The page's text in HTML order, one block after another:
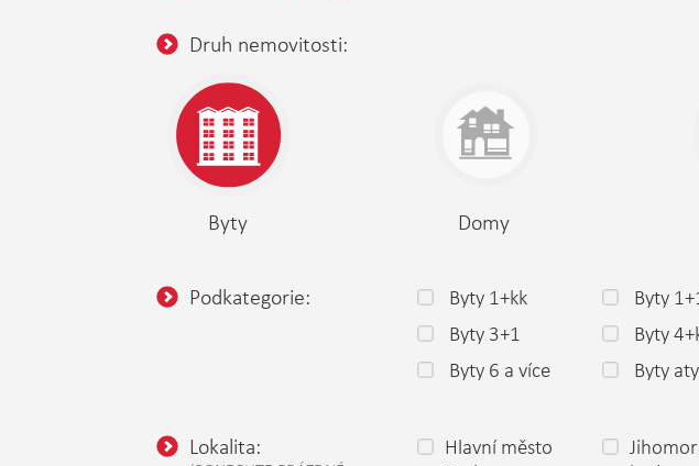
Druh nemovitosti:
Byty Domy
Podkategorie: Byty 1+kk Byty
Byty 3+1
Byty
Byty 6 a více
Byty
Lokalita:
Hlavní město